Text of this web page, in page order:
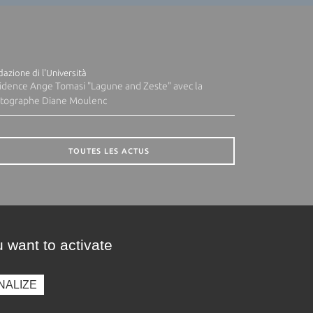
di l'Università
Ange Tomasi "Lagune and Zeste" avec la
Diane Moulenc
TOUTES LES ACTUS
want to activate